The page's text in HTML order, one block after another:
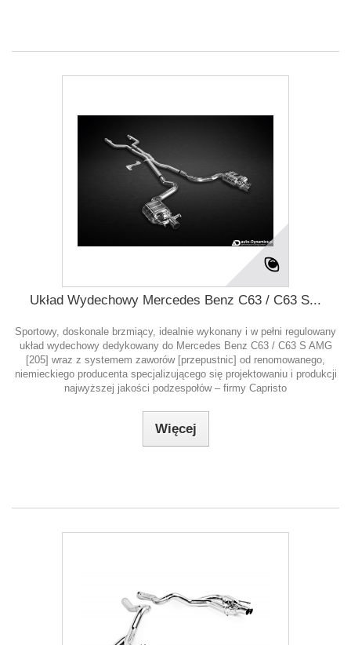
Układ Wydechowy Mercedes Benz C63 / C63 S...
Sportowy, doskonale brzmiący, idealnie wykonany i w pełni regulowany
układ wydechowy dedykowany do Mercedes Benz C63 / C63 S AMG
[205] wraz z systemem zaworów [przepustnic] od renomowanego,
niemieckiego producenta specjalizującego się projektowaniu i produkcji
najwyższej jakości podzespołów – firmy Capristo
Więcej